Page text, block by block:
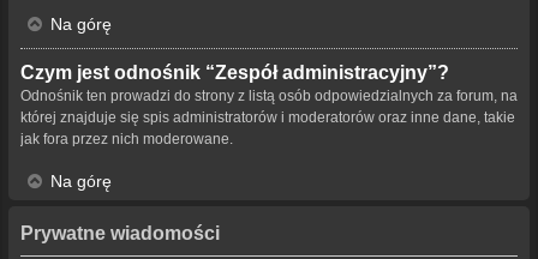
Na górę
Czym jest odnośnik “Zespół administracyjny”?
Odnośnik ten prowadzi do strony z listą osób odpowiedzialnych za forum, na
której znajduje się spis administratorów i moderatorów oraz inne dane, takie
jak fora przez nich moderowane.
Na górę
Prywatne wiadomości